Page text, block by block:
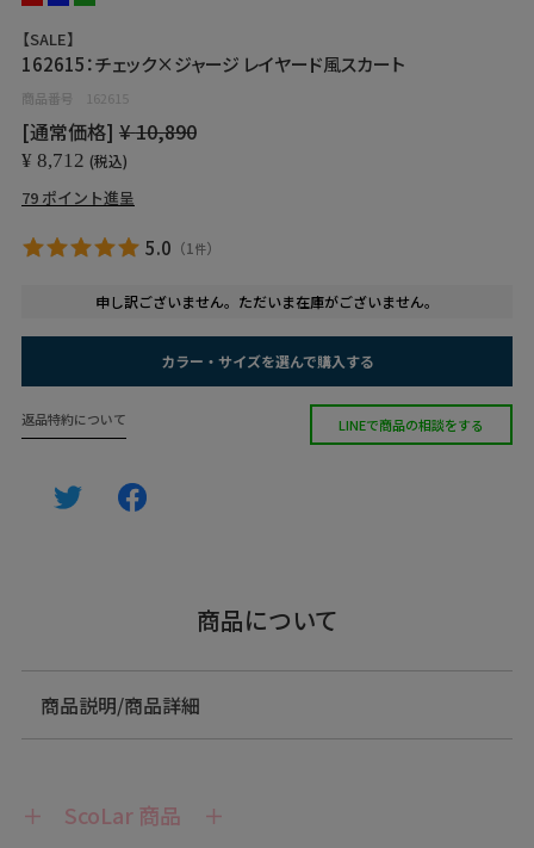
【SALE】
162615：チェック×ジャージ レイヤード風スカート
商品番号 162615
[通常価格] ¥10,890
¥ 8,712 税込
79 ポイント進呈
5.0 （1 件）
申し訳ございません。ただいま在庫がございません。
カラー・サイズを選んで購入する
返品特約について LINEで商品の相談をする
商品について
商品説明/商品詳細
＋ ScoLar 商品 ＋